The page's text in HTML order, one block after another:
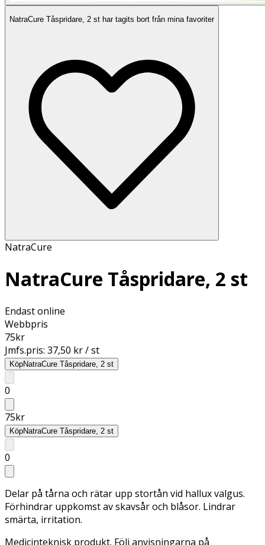
NatraCure Tåspridare, 2 st har tagits bort från mina favoriter
NatraCure
NatraCure Tåspridare, 2 st
Endast online
Webbpris
75kr
Jmfs.pris: 37,50 kr / st
KöpNatraCure Tåspridare, 2 st
0
75kr
KöpNatraCure Tåspridare, 2 st
0
Delar på tårna och rätar upp stortån vid hallux valgus.
Förhindrar uppkomst av skavsår och blåsor. Lindrar
smärta, irritation.
Medicinteknisk produkt. Följ anvisningarna på